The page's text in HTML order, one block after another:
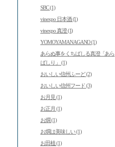
SBC (1)
vinexpo 日本酒 (1)
vinexpo 真澄 (1)
YOMOYAMANAGANO (1)
あらぬ事をくちばしる真澄「あら
ばしり」 (1)
おいしい信州ふーど (2)
おいしい信州フード (3)
お月見 (1)
お正月 (1)
お燗 (1)
お燗は美味しい (1)
お田植 (1)